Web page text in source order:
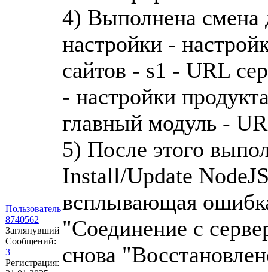
Пользователь
8740562
Заглянувший
Сообщений:
3
Регистрация:
4) Выполнена смена
настройки -
сайтов - s1 - URL
- настройки
главный модуль -
5) После этого
Install/Update
всплывающая
"Соединение с
снова